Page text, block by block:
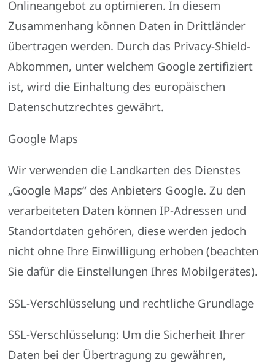
Onlineangebot zu optimieren. In diesem
Zusammenhang können Daten in Drittländer
übertragen werden. Durch das Privacy-Shield-
Abkommen, unter welchem Google zertifiziert
ist, wird die Einhaltung des europäischen
Datenschutzrechtes gewährt.
Google Maps
Wir verwenden die Landkarten des Dienstes
„Google Maps“ des Anbieters Google. Zu den
verarbeiteten Daten können IP-Adressen und
Standortdaten gehören, diese werden jedoch
nicht ohne Ihre Einwilligung erhoben (beachten
Sie dafür die Einstellungen Ihres Mobilgerätes).
SSL-Verschlüsselung und rechtliche Grundlage
SSL-Verschlüsselung: Um die Sicherheit Ihrer
Daten bei der Übertragung zu gewähren,